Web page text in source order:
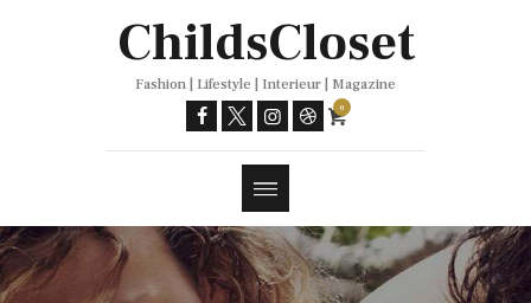
ChildsCloset
Fashion | Lifestyle | Interieur | Magazine
0